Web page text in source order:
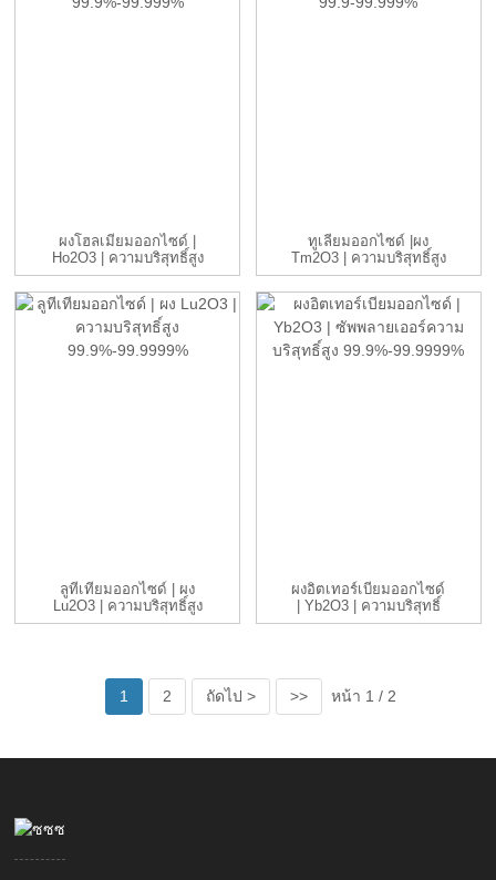
ผงโฮลเมียมออกไซด์ |
Ho2O3 | ความบริสุทธิ์สูง
99.9%...
ทูเลียมออกไซด์ |ผง
Tm2O3 | ความบริสุทธิ์สูง
99.9-9...
ลูทีเทียมออกไซด์ | ผง
Lu2O3 | ความบริสุทธิ์สูง
99....
ผงอิตเทอร์เบียมออกไซด์
| Yb2O3 | ความบริสุทธิ์
สูง 99...
1 2 ถัดไป > >> หน้า 1 / 2